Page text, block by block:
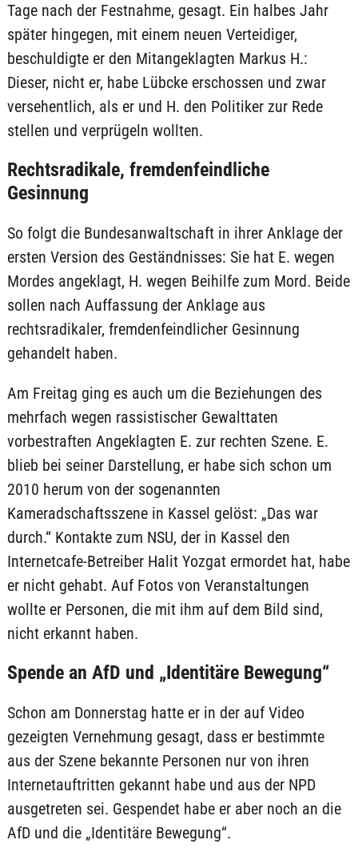
Tage nach der Festnahme, gesagt. Ein halbes Jahr
später hingegen, mit einem neuen Verteidiger,
beschuldigte er den Mitangeklagten Markus H.:
Dieser, nicht er, habe Lübcke erschossen und zwar
versehentlich, als er und H. den Politiker zur Rede
stellen und verprügeln wollten.
Rechtsradikale, fremdenfeindliche
Gesinnung
So folgt die Bundesanwaltschaft in ihrer Anklage der
ersten Version des Geständnisses: Sie hat E. wegen
Mordes angeklagt, H. wegen Beihilfe zum Mord. Beide
sollen nach Auffassung der Anklage aus
rechtsradikaler, fremdenfeindlicher Gesinnung
gehandelt haben.
Am Freitag ging es auch um die Beziehungen des
mehrfach wegen rassistischer Gewalttaten
vorbestraften Angeklagten E. zur rechten Szene. E.
blieb bei seiner Darstellung, er habe sich schon um
2010 herum von der sogenannten
Kameradschaftsszene in Kassel gelöst: „Das war
durch.“ Kontakte zum NSU, der in Kassel den
Internetcafe-Betreiber Halit Yozgat ermordet hat, habe
er nicht gehabt. Auf Fotos von Veranstaltungen
wollte er Personen, die mit ihm auf dem Bild sind,
nicht erkannt haben.
Spende an AfD und „Identitäre Bewegung“
Schon am Donnerstag hatte er in der auf Video
gezeigten Vernehmung gesagt, dass er bestimmte
aus der Szene bekannte Personen nur von ihren
Internetauftritten gekannt habe und aus der NPD
ausgetreten sei. Gespendet habe er aber noch an die
AfD und die „Identitäre Bewegung“.